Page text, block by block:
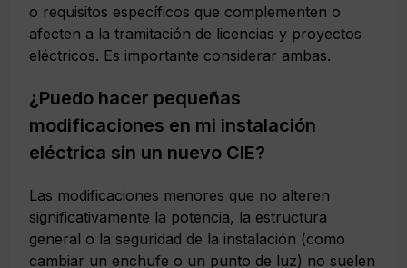
o requisitos específicos que complementen o
afecten a la tramitación de licencias y proyectos
eléctricos. Es importante considerar ambas.
¿Puedo hacer pequeñas
modificaciones en mi instalación
eléctrica sin un nuevo CIE?
Las modificaciones menores que no alteren
significativamente la potencia, la estructura
general o la seguridad de la instalación (como
cambiar un enchufe o un punto de luz) no suelen